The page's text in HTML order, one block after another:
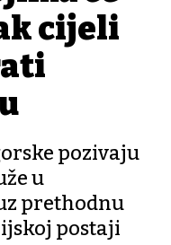
cijeli
pozivaju
u
prethodnu
postaji